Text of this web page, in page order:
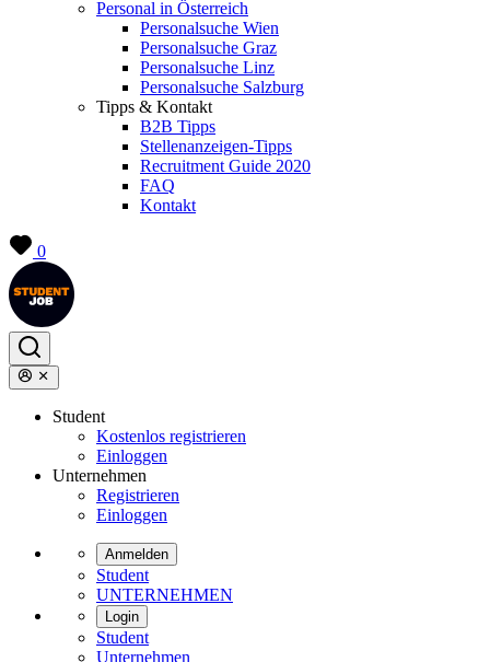
Personal in Österreich
Personalsuche Wien
Personalsuche Graz
Personalsuche Linz
Personalsuche Salzburg
Tipps & Kontakt
B2B Tipps
Stellenanzeigen-Tipps
Recruitment Guide 2020
FAQ
Kontakt
0
Student
Kostenlos registrieren
Einloggen
Unternehmen
Registrieren
Einloggen
Anmelden
Student
UNTERNEHMEN
Login
Student
Unternehmen